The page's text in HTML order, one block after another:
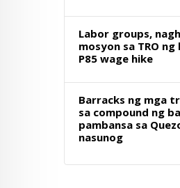
Labor groups,
mosyon sa TRO
P85 wage hike
Barracks ng mga
sa compound ng
pambansa sa
nasunog